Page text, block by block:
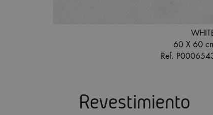
60 X 60
Ref.
Revestimiento